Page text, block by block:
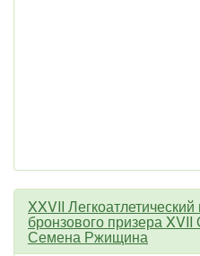
XXVII
бронзового призера
Семена Ржищина